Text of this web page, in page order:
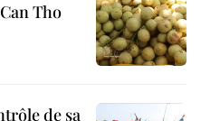
Tho
de sa